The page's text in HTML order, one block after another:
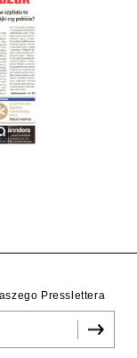
Presslettera